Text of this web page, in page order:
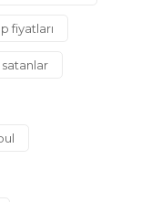
fiyatları